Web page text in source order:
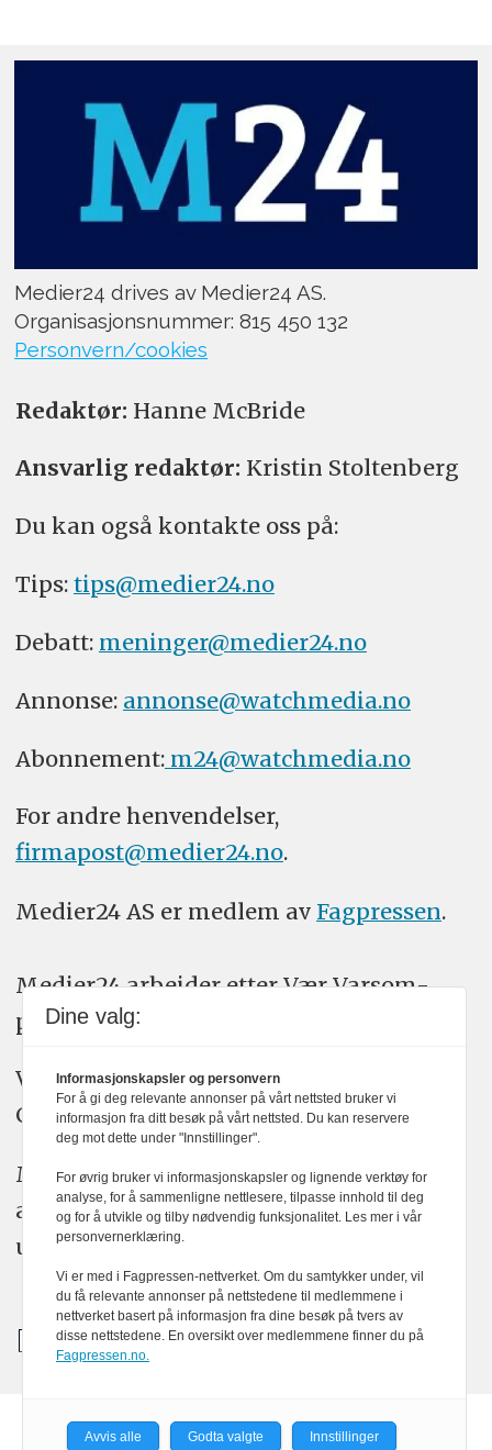
Medier24 drives av Medier24 AS.
Organisasjonsnummer: 815 450 132
Personvern/cookies
Redaktør: Hanne McBride
Ansvarlig redaktør: Kristin Stoltenberg
Du kan også kontakte oss på:
Tips: tips@medier24.no
Debatt: meninger@medier24.no
Annonse: annonse@watchmedia.no
Abonnement:m24@watchmedia.no
For andre henvendelser,
firmapost@medier24.no.
Medier24 AS er medlem av Fagpressen.
Medier24 arbeider etter Vær Varsom-
plakatens regler for god presseskikk.
Vi bruker KI-verktøy som ChatGPT,
Claude, og Gemini i journalistikken vår.
Medier24s redaksjon har alltid det fulle
ansvar for publisert innhold, med eller
uten bruk av kunstig intelligens.
Dine valg:
Informasjonskapsler og personvern
For å gi deg relevante annonser på vårt nettsted bruker vi
informasjon fra ditt besøk på vårt nettsted. Du kan reservere
deg mot dette under "Innstillinger".
For øvrig bruker vi informasjonskapsler og lignende verktøy for
analyse, for å sammenligne nettlesere, tilpasse innhold til deg
og for å utvikle og tilby nødvendig funksjonalitet. Les mer i vår
personvernerklæring.
Vi er med i Fagpressen-nettverket. Om du samtykker under, vil
du få relevante annonser på nettstedene til medlemmene i
nettverket basert på informasjon fra dine besøk på tvers av
disse nettstedene. En oversikt over medlemmene finner du på
Fagpressen.no.
Avvis alle Godta valgte Innstillinger